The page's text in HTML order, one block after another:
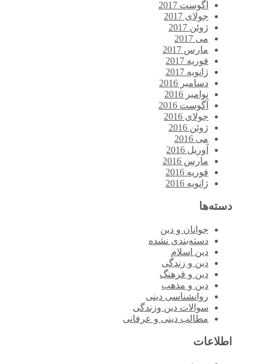
آگوست 2017
جولای 2017
ژوئن 2017
می 2017
مارس 2017
فوریه 2017
ژانویه 2017
دسامبر 2016
نوامبر 2016
آگوست 2016
جولای 2016
ژوئن 2016
می 2016
آوریل 2016
مارس 2016
فوریه 2016
ژانویه 2016
دسته‌ها
جوانان و دین
دسته‌بندی نشده
دین اسلام
دین و زندگی
دین و فرهنگ
دین و مذهب
روانشناسی دینی
سوالات دین وزندگی
مطالب دینی و عرفانی
اطلاعات